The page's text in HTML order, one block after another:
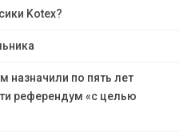
Kotex?
назначили по пять лет
референдум «с целью